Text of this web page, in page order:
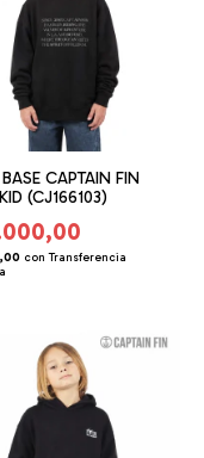
CAPTAIN FIN
(CJ166103)
con Transferencia